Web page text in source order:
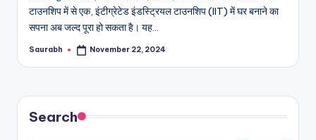
टाउनशिप में से एक, इंटीग्रेटेड इंडस्ट्रियल टाउनशिप (IIT) में घर बनाने का
सपना अब जल्द पूरा हो सकता है। यह…
Posted
Saurabh November 22, 2024
Search